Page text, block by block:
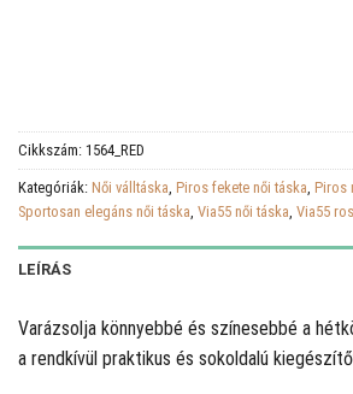
Cikkszám: 1564_RED
Kategóriák: Női válltáska, Piros fekete női táska, Piros
Sportosan elegáns női táska, Via55 női táska, Via55
LEÍRÁS
Varázsolja könnyebbé és színesebbé a
a rendkívül praktikus és sokoldalú